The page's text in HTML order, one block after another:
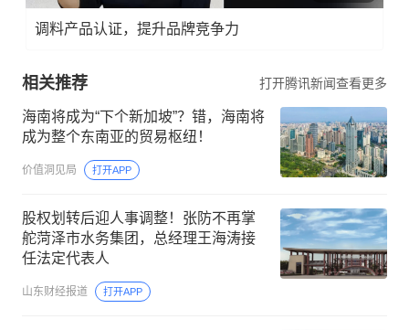
调料产品认证，提升品牌竞争力
相关推荐 打开腾讯新闻查看更多
海南将成为“下个新加坡”？错，海南将
成为整个东南亚的贸易枢纽！
价值洞见局 打开APP
股权划转后迎人事调整！张防不再掌
舵菏泽市水务集团，总经理王海涛接
任法定代表人
山东财经报道 打开APP